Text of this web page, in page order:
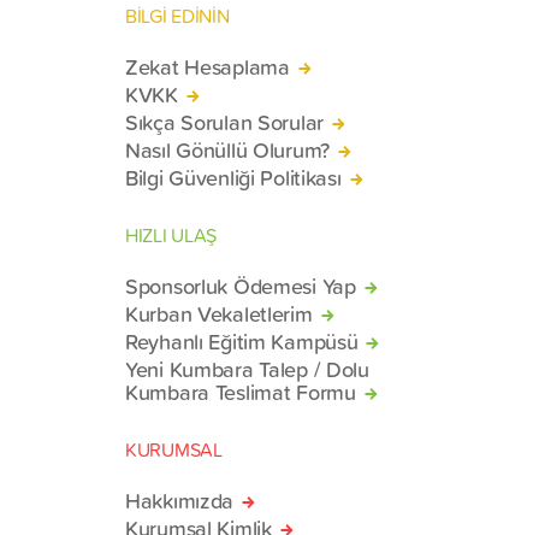
BİLGİ EDİNİN
Zekat Hesaplama
KVKK
Sıkça Sorulan Sorular
Nasıl Gönüllü Olurum?
Bilgi Güvenliği Politikası
HIZLI ULAŞ
Sponsorluk Ödemesi Yap
Kurban Vekaletlerim
Reyhanlı Eğitim Kampüsü
Yeni Kumbara Talep / Dolu
Kumbara Teslimat Formu
KURUMSAL
Hakkımızda
Kurumsal Kimlik